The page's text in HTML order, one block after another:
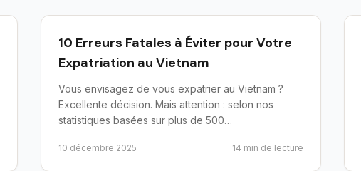
10 Erreurs Fatales à Éviter pour Votre
Expatriation au Vietnam
Vous envisagez de vous expatrier au Vietnam ?
Excellente décision. Mais attention : selon nos
statistiques basées sur plus de 500
10 décembre 2025 14 min de lecture